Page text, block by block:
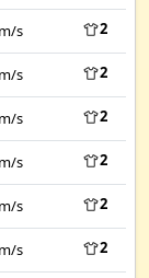
s 2
s 2
s 2
s 2
s 2
s 2